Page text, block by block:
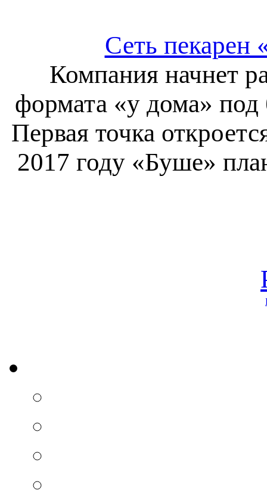
Сеть пекарен
Компания начнет
формата «у дома» под
Первая точка
2017 году «Буше»